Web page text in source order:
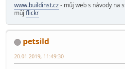
www.buildinst.cz- můj web s návody na
můj flickr
petsild
20.01.2019, 11:49:30